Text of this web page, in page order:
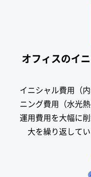
オフィスのイ
イニシャル費用（
ニング費用（水光
運用費用を大幅に
大を繰り返して